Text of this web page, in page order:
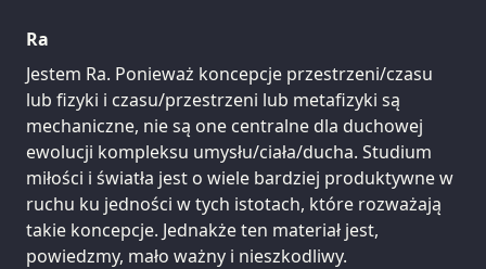
Ra
Jestem Ra. Ponieważ koncepcje przestrzeni/czasu
lub fizyki i czasu/przestrzeni lub metafizyki są
mechaniczne, nie są one centralne dla duchowej
ewolucji kompleksu umysłu/ciała/ducha. Studium
miłości i światła jest o wiele bardziej produktywne w
ruchu ku jedności w tych istotach, które rozważają
takie koncepcje. Jednakże ten materiał jest,
powiedzmy, mało ważny i nieszkodliwy.